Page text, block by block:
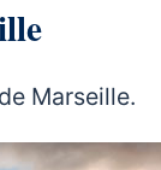
Marseille.